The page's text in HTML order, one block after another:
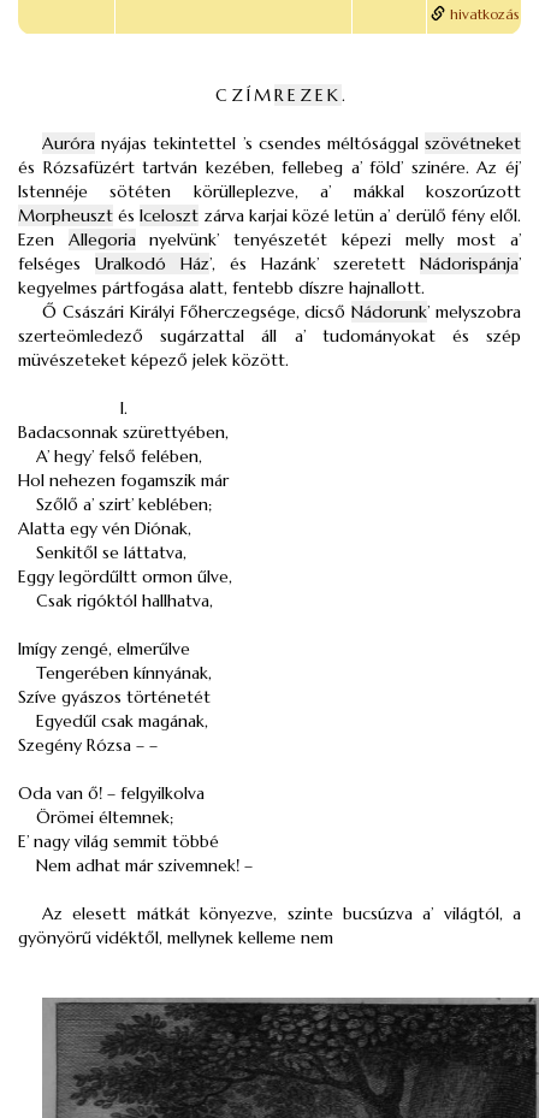
hivatkozás
CZÍMREZEK.
Auróra nyájas tekintettel ’s csendes méltósággal szövétneket
és Rózsafüzért tartván kezében, fellebeg a’ föld’ szinére. Az éj’
Istennéje sötéten körülleplezve, a’ mákkal koszorúzott
Morpheuszt ésIceloszt zárva karjai közé letün a’ derülő fény elől.
Ezen Allegorianyelvünk’ tenyészetét képezi melly most a’
felséges Uralkodó Ház’, és Hazánk’ szeretett Nádorispánja’
kegyelmes pártfogása alatt, fentebb díszre hajnallott.
Ő Császári Királyi Főherczegsége, dicsőNádorunk’ melyszobra
szerteömledező sugárzattal áll a’ tudományokat és szép
müvészeteket képező jelek között.
I.
Badacsonnak szürettyében,
A’ hegy’ felső felében,
Hol nehezen fogamszik már
Szőlő a’ szirt’ keblében;
Alatta egy vén Diónak,
Senkitől se láttatva,
Eggy legördűltt ormon űlve,
Csak rigóktól hallhatva,
Imígy zengé, elmerűlve
Tengerében kínnyának,
Szíve gyászos történetét
Egyedűl csak magának,
Szegény Rózsa – –
Oda van ő! – felgyilkolva
Örömei éltemnek;
E’ nagy világ semmit többé
Nem adhat már szivemnek! –
Az elesett mátkát könyezve, szinte bucsúzva a’ világtól, a
gyönyörű vidéktől, mellynek kelleme nem